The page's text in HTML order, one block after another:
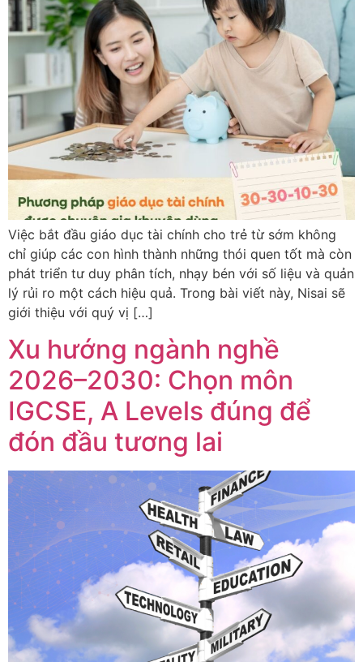
Việc bắt đầu giáo dục tài chính cho trẻ từ sớm không
chỉ giúp các con hình thành những thói quen tốt mà còn
phát triển tư duy phân tích, nhạy bén với số liệu và quản
lý rủi ro một cách hiệu quả. Trong bài viết này, Nisai sẽ
giới thiệu với quý vị […]
Xu hướng ngành nghề
2026–2030: Chọn môn
IGCSE, A Levels đúng để
đón đầu tương lai